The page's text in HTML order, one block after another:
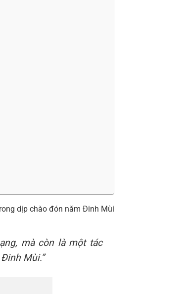
dịp chào đón năm Đinh Mùi
mà còn là một tác
Mùi.”